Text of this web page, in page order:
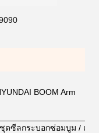
BOOM Arm
ชุดซีลกระบอกซ่อมบูม / แข